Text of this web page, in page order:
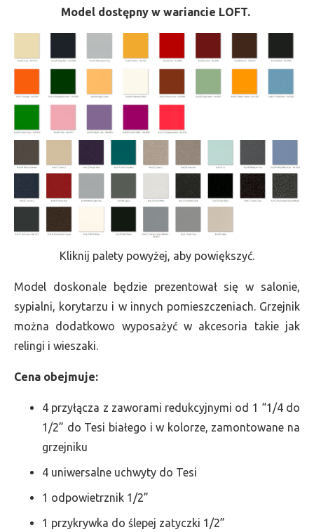
Model dostępny w wariancie LOFT.
Kliknij palety powyżej, aby powiększyć.
Model doskonale będzie prezentował się w salonie,
sypialni, korytarzu i w innych pomieszczeniach. Grzejnik
można dodatkowo wyposażyć w akcesoria takie jak
relingi i wieszaki.
Cena obejmuje:
4 przyłącza z zaworami redukcyjnymi od 1 “1/4 do
1/2” do Tesi białego i w kolorze, zamontowane na
grzejniku
4 uniwersalne uchwyty do Tesi
1 odpowietrznik 1/2”
1 przykrywka do ślepej zatyczki 1/2”